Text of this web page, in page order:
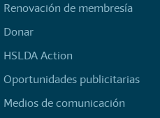
Renovación de membresía
Donar
HSLDA Action
Oportunidades publicitarias
Medios de comunicación